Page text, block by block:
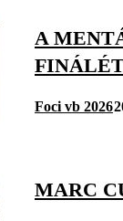
A
Foci vb 2026
MARC